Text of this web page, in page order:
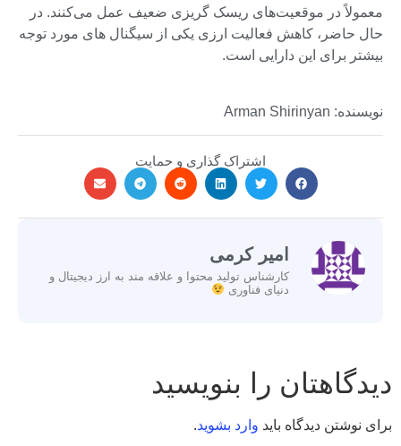
معمولاً در موقعیت‌های ریسک گریزی ضعیف عمل می‌کنند. در
حال حاضر، کاهش فعالیت ارزی یکی از سیگنال های مورد توجه
بیشتر برای این دارایی است.
نویسنده: Arman Shirinyan
اشتراک گذاری و حمایت
امیر کرمی
کارشناس تولید محتوا و علاقه مند به ارز دیجیتال و
دنیای فناوری
دیدگاهتان را بنویسید
برای نوشتن دیدگاه باید وارد بشوید.